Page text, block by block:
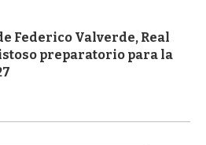
Federico Valverde, Real
preparatorio para la